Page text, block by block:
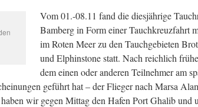
Vom 01.-08.11 fand die diesjährige
Bamberg in Form einer Tauchkreuzfahrt
im Roten Meer zu den Tauchgebieten
und Elphinstone statt. Nach reichlich
dem einen oder anderen Teilnehmer am
geführt hat – der Flieger nach Marsa
wir gegen Mittag den Hafen Port Ghalib und